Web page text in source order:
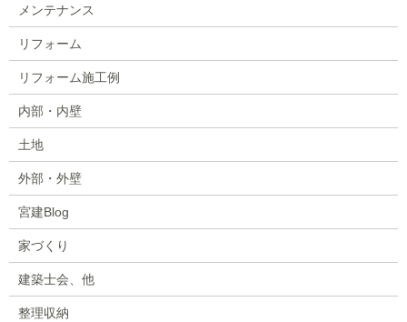
メンテナンス
リフォーム
リフォーム施工例
内部・内壁
土地
外部・外壁
宮建Blog
家づくり
建築士会、他
整理収納